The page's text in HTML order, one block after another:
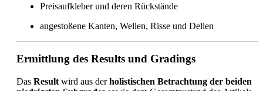
Preisaufkleber und deren Rückstände
angestoßene Kanten, Wellen, Risse und Dellen
Ermittlung des Results und Gradings
Das Result wird aus derholistischen Betrachtung der beiden